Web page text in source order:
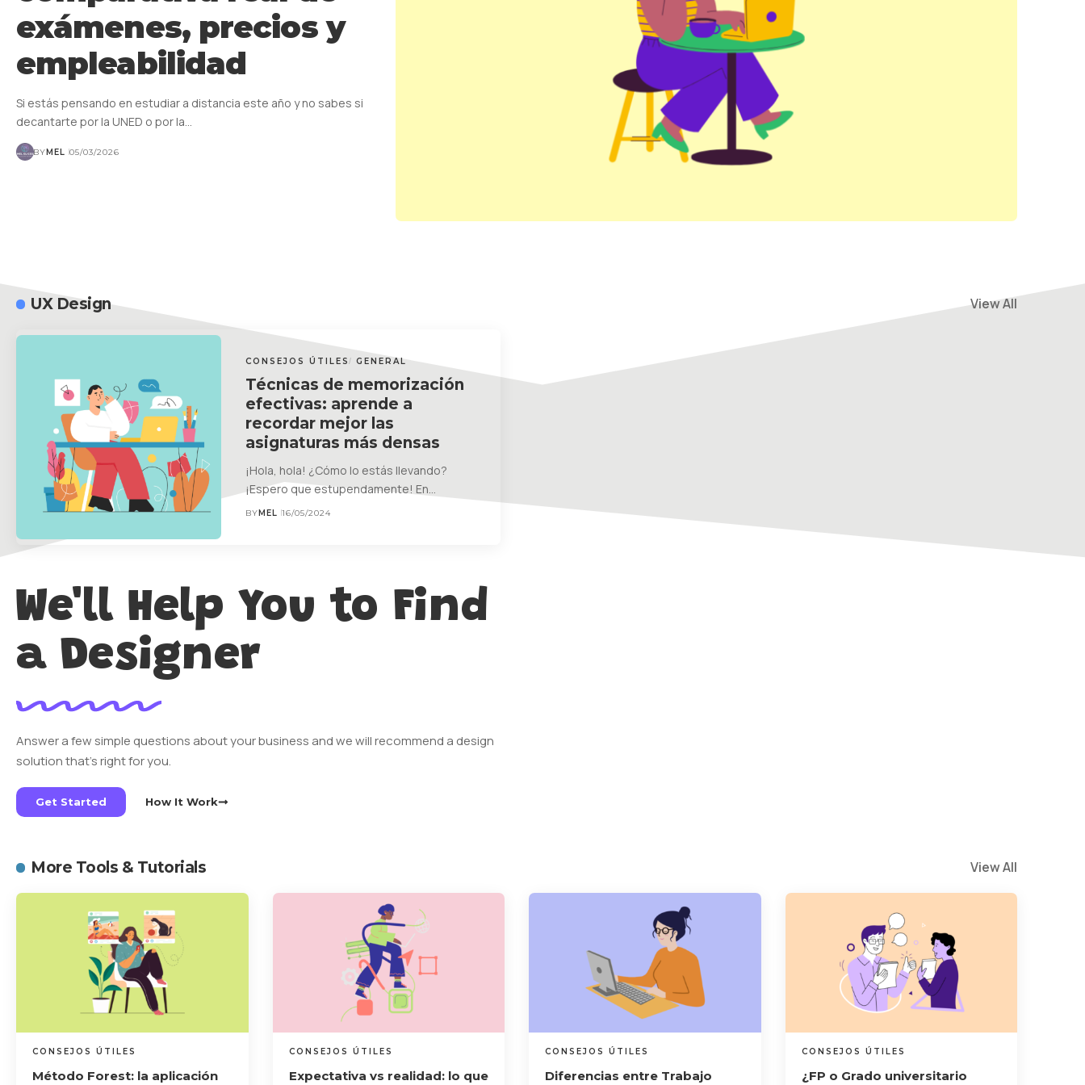
exámenes, precios y
empleabilidad
Si estás pensando en estudiar a distancia este año y no sabes si
decantarte por la UNED o por la…
BYMEL 05/03/2026
UX Design View All
CONSEJOS ÚTILES GENERAL
Técnicas de memorización
efectivas: aprende a
recordar mejor las
asignaturas más densas
¡Hola, hola! ¿Cómo lo estás llevando?
¡Espero que estupendamente! En…
BYMEL 16/05/2024
We'll Help You to Find
a Designer
Answer a few simple questions about your business and we will recommend a design
solution that’s right for you.
Get Started How It Work
More Tools & Tutorials View All
CONSEJOS ÚTILES
Método Forest: la aplicación
CONSEJOS ÚTILES
Expectativa vs realidad: lo que
CONSEJOS ÚTILES
Diferencias entre Trabajo
CONSEJOS ÚTILES
¿FP o Grado universitario